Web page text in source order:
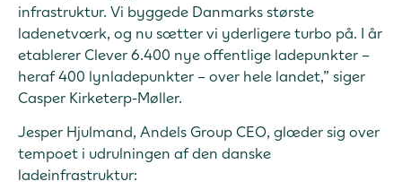
infrastruktur. Vi byggede Danmarks største
ladenetværk, og nu sætter vi yderligere turbo på. I år
etablerer Clever 6.400 nye offentlige ladepunkter –
heraf 400 lynladepunkter – over hele landet,” siger
Casper Kirketerp-Møller.
Jesper Hjulmand, Andels Group CEO, glæder sig over
tempoet i udrulningen af den danske
ladeinfrastruktur: